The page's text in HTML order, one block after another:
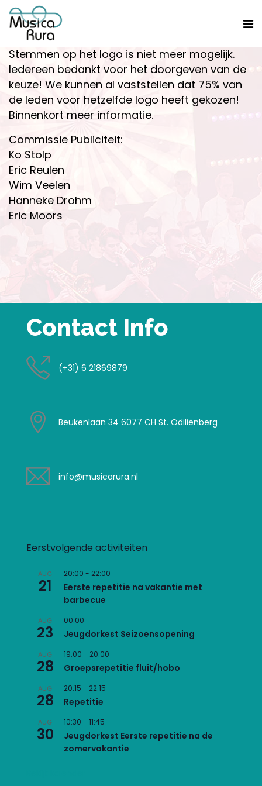
Stemmen op het logo is niet meer mogelijk.
Iedereen bedankt voor het doorgeven van de
keuze! We kunnen al vaststellen dat 75% van
de leden voor hetzelfde logo heeft gekozen!
Binnenkort meer informatie.
Commissie Publiciteit:
Ko Stolp
Eric Reulen
Wim Veelen
Hanneke Drohm
Eric Moors
Contact Info
(+31) 6 21869879
Beukenlaan 34 6077 CH St. Odiliënberg
info@musicarura.nl
Eerstvolgende activiteiten
AUG
21
20:00 - 22:00
Eerste repetitie na vakantie met
barbecue
AUG
23
00:00
Jeugdorkest Seizoensopening
AUG
28
19:00 - 20:00
Groepsrepetitie fluit/hobo
AUG
28
20:15 - 22:15
Repetitie
AUG
30
10:30 - 11:45
Jeugdorkest Eerste repetitie na de
zomervakantie